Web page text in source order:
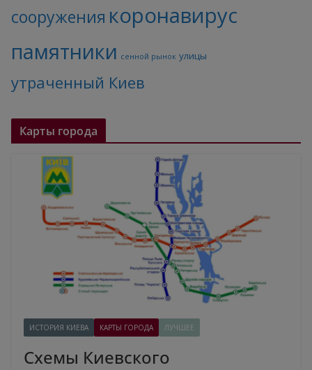
сооружения коронавирус
памятники сенной рынок улицы
утраченный Киев
Карты города
ИСТОРИЯ КИЕВА КАРТЫ ГОРОДА ЛУЧШЕЕ
Схемы Киевского